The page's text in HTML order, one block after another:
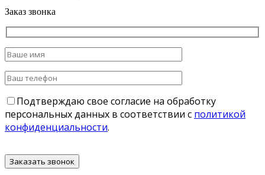
Заказ звонка
Подтверждаю свое согласие на обработку
персональных данных в соответствии с политикой
конфиденциальности.